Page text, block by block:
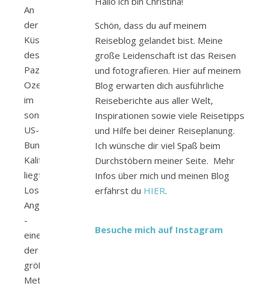
An
der
Küste
des
Pazifischen
Ozean
im
sonnigen
US-
Bundesstaat
Kalifornien
liegt
Los
Angeles
-
einer
der
größten
Metropolen
Schön, dass du auf meinem
Reiseblog gelandet bist. Meine
große Leidenschaft ist das Reisen
und fotografieren. Hier auf meinem
Blog erwarten dich ausführliche
Reiseberichte aus aller Welt,
Inspirationen sowie viele Reisetipps
und Hilfe bei deiner Reiseplanung.
Ich wünsche dir viel Spaß beim
Durchstöbern meiner Seite. Mehr
Infos über mich und meinen Blog
erfährst du HIER.
Besuche mich auf Instagram